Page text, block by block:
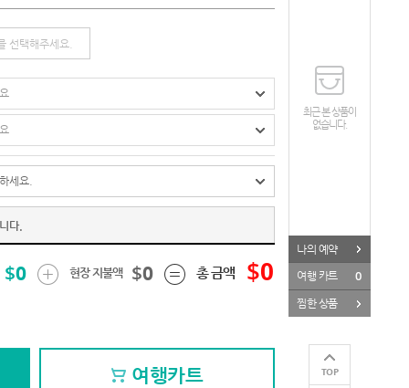
다.
$0 현장 지불액 $0 총 금액 $0
여행카트
최근 본 상품이
없습니다.
나의 예약
여행 카트 0
찜한 상품
TOP